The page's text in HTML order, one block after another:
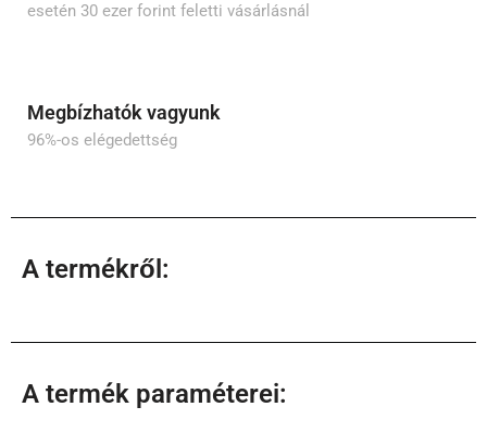
esetén 30 ezer forint feletti vásárlásnál
Megbízhatók vagyunk
96%-os elégedettség
A termékről:
A termék paraméterei: